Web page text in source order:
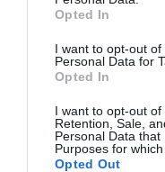
Opted In
I want to opt-out
Personal Data for
Opted In
I want to opt-out of
Retention, Sale,
Personal Data
Purposes for
Opted Out
magyar
nehézségek
megcsappant a
hallani, hogy bezár